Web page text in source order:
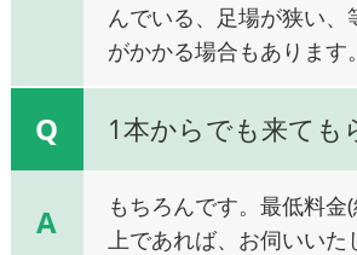
んでいる、足場が狭い、
がかかる場合もあります。
Q 1本からでも来ても
A
もちろんです。最低料金
上であれば、お伺いいた